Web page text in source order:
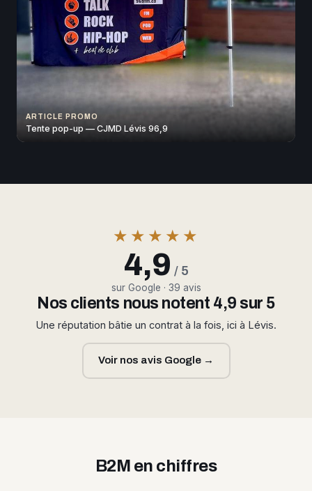
ARTICLE PROMO
Tente pop-up — CJMD Lévis 96,9
★★★★★
4,9 / 5
sur Google · 39 avis
Nos clients nous notent 4,9 sur 5
Une réputation bâtie un contrat à la fois, ici à Lévis.
Voir nos avis Google →
B2M en chiffres